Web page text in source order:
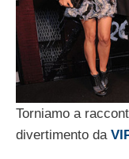
Torniamo a
divertimento da